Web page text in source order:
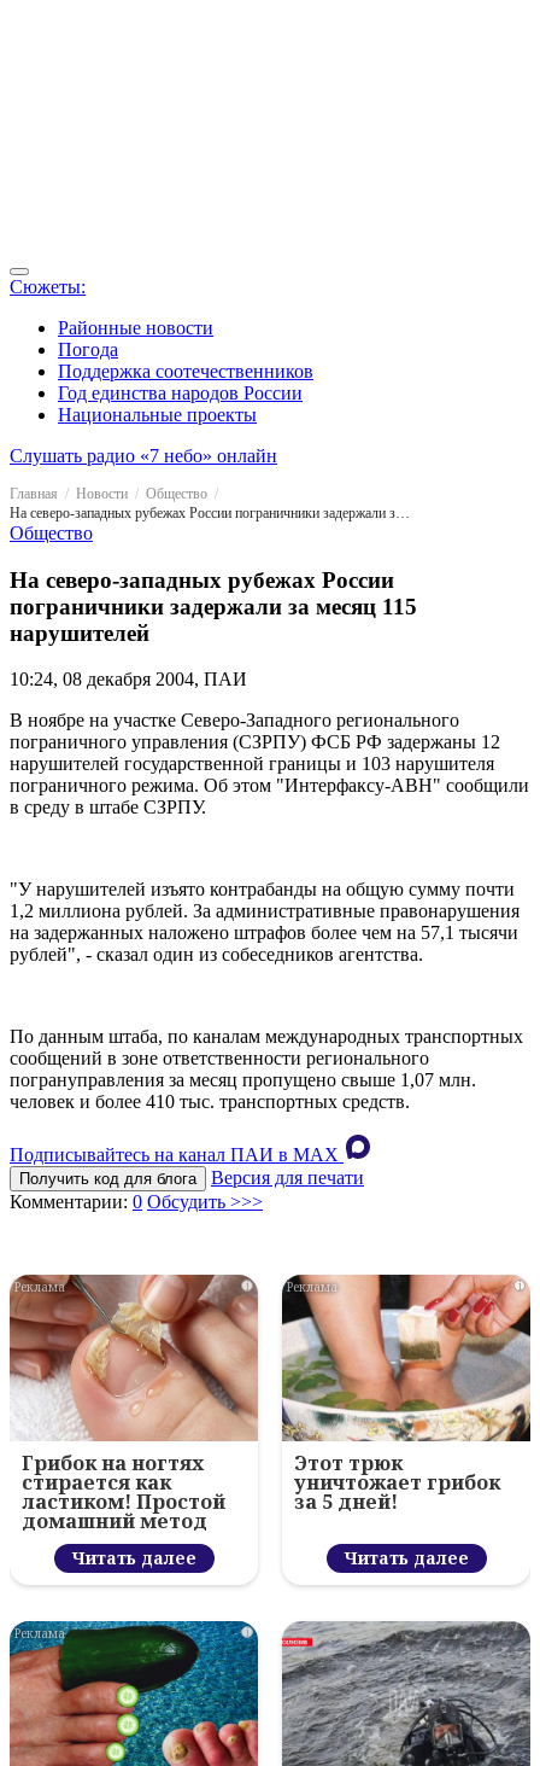
Сюжеты:
Районные новости
Погода
Поддержка соотечественников
Год единства народов России
Национальные проекты
Слушать радио «7 небо» онлайн
Главная Новости
Общество
На северо-западных рубежах России пограничники задержали за месяц 115 нарушителей
Общество
На северо-западных рубежах России
пограничники задержали за месяц 115
нарушителей
10:24, 08 декабря 2004, ПАИ
В ноябре на участке Северо-Западного регионального
пограничного управления (СЗРПУ) ФСБ РФ задержаны 12
нарушителей государственной границы и 103 нарушителя
пограничного режима. Об этом "Интерфаксу-АВН" сообщили
в среду в штабе СЗРПУ.
"У нарушителей изъято контрабанды на общую сумму почти
1,2 миллиона рублей. За административные правонарушения
на задержанных наложено штрафов более чем на 57,1 тысячи
рублей", - сказал один из собеседников агентства.
По данным штаба, по каналам международных транспортных
сообщений в зоне ответственности регионального
погрануправления за месяц пропущено свыше 1,07 млн.
человек и более 410 тыс. транспортных средств.
Подписывайтесь на канал ПАИ в MAХ
Получить код для блога
Версия для печати
Комментарии: 0 Обсудить >>>
i
Грибок на ногтях
стирается как
ластиком! Простой
домашний метод
Читать далее
i
Этот трюк
уничтожает грибок
за 5 дней!
Читать далее
i